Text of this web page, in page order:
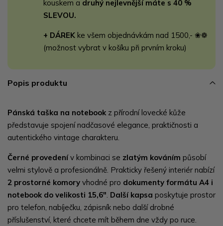
kouskem a druhý nejlevnější máte s 40 %
SLEVOU.
+ DÁREK ke všem objednávkám nad 1500,- ❀❁
(možnost vybrat v košíku při prvním kroku)
Popis produktu
Pánská taška na notebook z přírodní lovecké kůže
představuje spojení nadčasové elegance, praktičnosti a
autentického vintage charakteru.
Černé provedenív kombinaci se zlatým kováním působí
velmi stylově a profesionálně. Prakticky řešený interiér nabízí
2 prostorné komory vhodné pro dokumenty formátu A4 i
notebook do velikosti 15,6" Další kapsa poskytuje prostor
pro telefon, nabíječku, zápisník nebo další drobné
příslušenství, které chcete mít během dne vždy po ruce.